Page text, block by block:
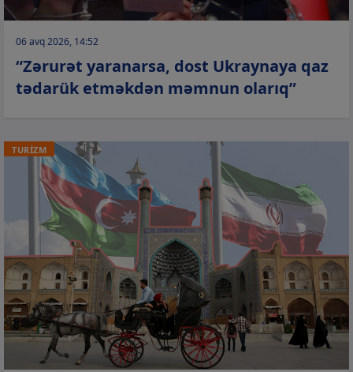
06 avq 2026, 14:52
“Zərurət yaranarsa, dost Ukraynaya qaz
tədarük etməkdən məmnun olarıq”
TURİZM